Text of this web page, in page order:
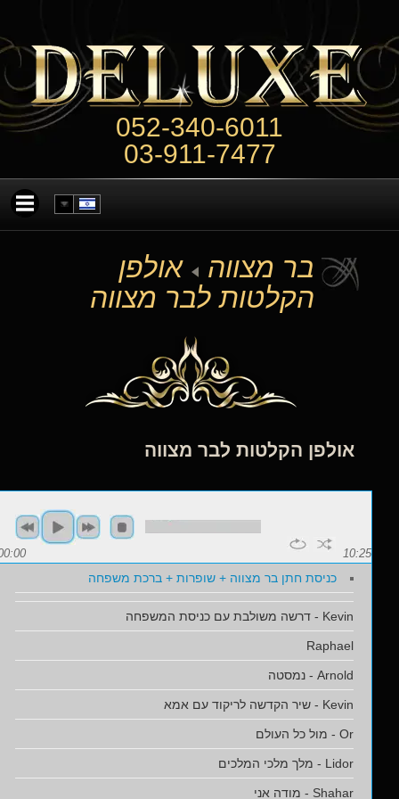
052-340-6011
03-911-7477
בר מצווה
אולפן
הקלטות לבר מצווה
אולפן הקלטות לבר מצווה
00:00 10:25
כניסת חתן בר מצווה + שופרות + ברכת משפחה
Kevin - דרשה משולבת עם כניסת המשפחה
Raphael
Arnold - נמסטה
Kevin - שיר הקדשה לריקוד עם אמא
Or - מול כל העולם
Lidor - מלך מלכי המלכים
Shahar - מודה אני